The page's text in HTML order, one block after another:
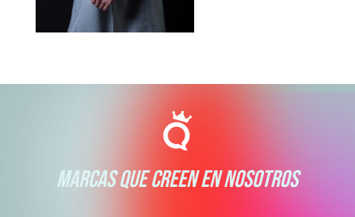
MARCAS QUE CREEN EN NOSOTROS